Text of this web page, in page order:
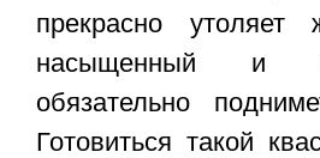
прекрасно
насыщенный и
обязательно
Готовиться такой